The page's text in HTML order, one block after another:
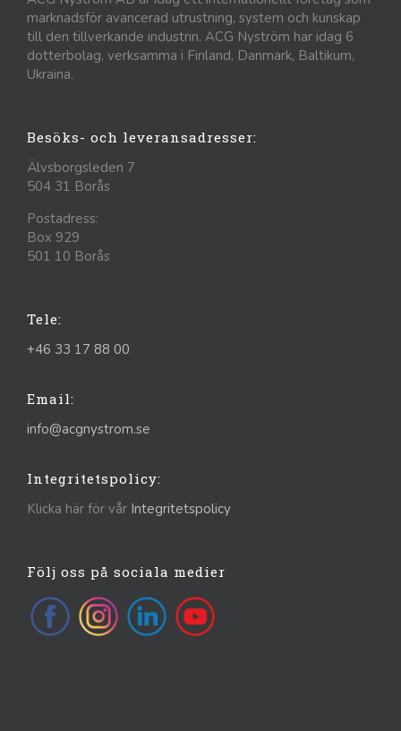
marknadsför avancerad utrustning, system och kunskap
till den tillverkande industrin. ACG Nyström har idag 6
dotterbolag, verksamma i Finland, Danmark, Baltikum,
Ukraina.
Besöks- och leveransadresser:
Älvsborgsleden 7
504 31 Borås
Postadress:
Box 929
501 10 Borås
Tele:
+46 33 17 88 00
Email:
info@acgnystrom.se
Integritetspolicy:
Klicka här för vår Integritetspolicy
Följ oss på sociala medier